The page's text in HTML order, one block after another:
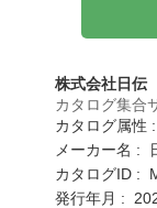
株式会社日伝
カタログ集合
カタログ属性
メーカー名 :
カタログID :
発行年月 :